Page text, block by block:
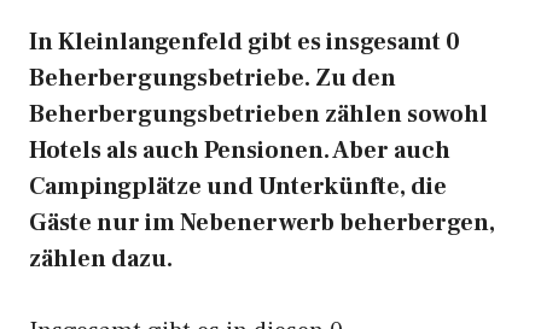
In Kleinlangenfeld gibt es insgesamt 0
Beherbergungsbetriebe. Zu den
Beherbergungsbetrieben zählen sowohl
Hotels als auch Pensionen. Aber auch
Campingplätze und Unterkünfte, die
Gäste nur im Nebenerwerb beherbergen,
zählen dazu.